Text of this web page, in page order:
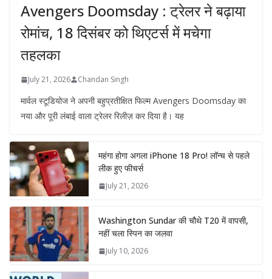
Avengers Doomsday : ट्रेलर ने बढ़ाया
रोमांच, 18 दिसंबर को थिएटर्स में मचेगा
तहलका
July 21, 2026 Chandan Singh
मार्वल स्टूडियोज ने अपनी बहुप्रतीक्षित फिल्म Avengers Doomsday का
नया और पूरी लंबाई वाला ट्रेलर रिलीज़ कर दिया है। यह
महंगा होगा अगला iPhone 18 Pro! लॉन्च से पहले
लीक हुए फीचर्स
July 21, 2026
Washington Sundar की चौथे T20 में वापसी,
नहीं चला स्पिन का जलवा
July 10, 2026